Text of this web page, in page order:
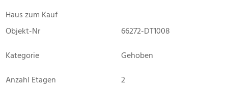
Haus zum Kauf
Objekt-Nr
66272-DT1008
Kategorie
Gehoben
Anzahl Etagen
2